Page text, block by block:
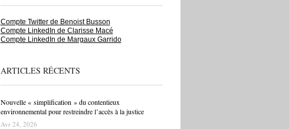
Compte Twitter de Benoist Busson
Compte LinkedIn de Clarisse Macé
Compte LinkedIn de Margaux Garrido
ARTICLES RÉCENTS
Nouvelle « simplification » du contentieux
environnemental pour restreindre l’accès à la justice
Avr 24, 2026